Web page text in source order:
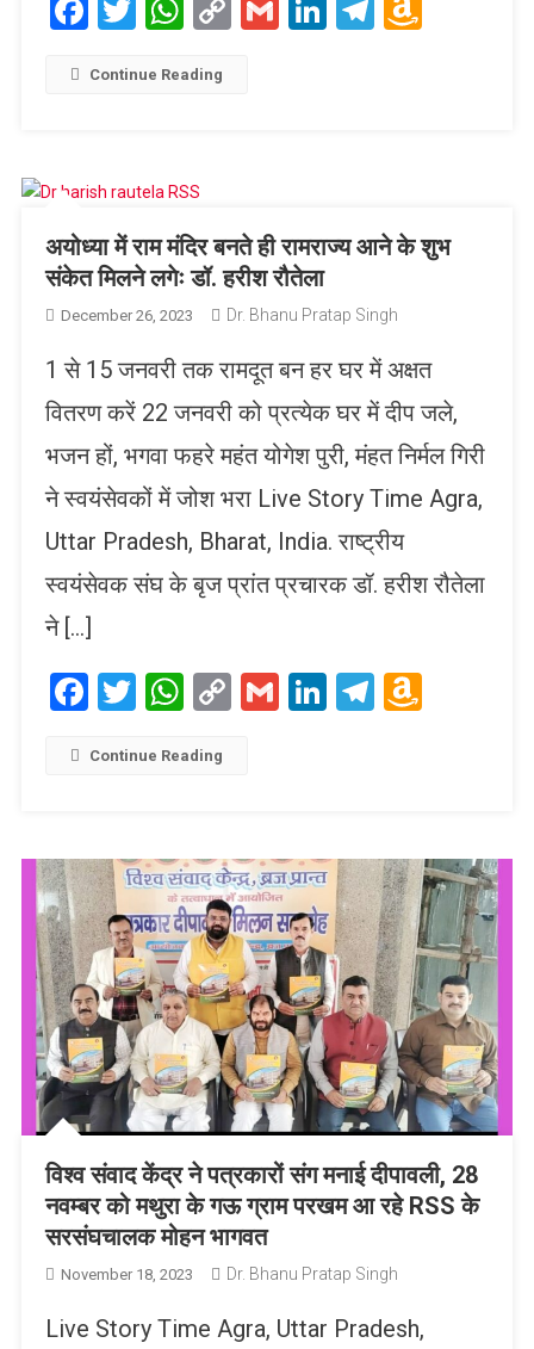
Facebook
Twitter
WhatsApp
CopyGmailLinkedIn
Telegram
Continue Reading
अयोध्या में राम मंदिर बनते ही रामराज्य आने के शुभ
संकेत मिलने लगेः डॉ. हरीश रौतेला
December 26, 2023 Dr. Bhanu Pratap Singh
1 से 15 जनवरी तक रामदूत बन हर घर में अक्षत
वितरण करें 22 जनवरी को प्रत्येक घर में दीप जले,
भजन हों, भगवा फहरे महंत योगेश पुरी, मंहत निर्मल गिरी
ने स्वयंसेवकों में जोश भरा Live Story Time Agra,
Uttar Pradesh, Bharat, India. राष्ट्रीय
स्वयंसेवक संघ के बृज प्रांत प्रचारक डॉ. हरीश रौतेला
ने […]
Facebook
TwitterWhatsApp
CopyGmailLinkedIn
Telegram
Continue Reading
विश्व संवाद केंद्र ने पत्रकारों संग मनाई दीपावली, 28
नवम्बर को मथुरा के गऊ ग्राम परखम आ रहे RSS के
सरसंघचालक मोहन भागवत
November 18, 2023 Dr. Bhanu Pratap Singh
Live Story Time Agra, Uttar Pradesh,